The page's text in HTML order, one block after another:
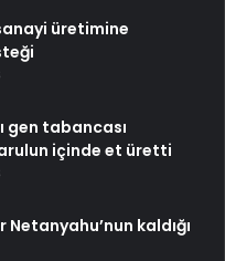
üretimine
gen tabancası
içinde et üretti
kaldığı